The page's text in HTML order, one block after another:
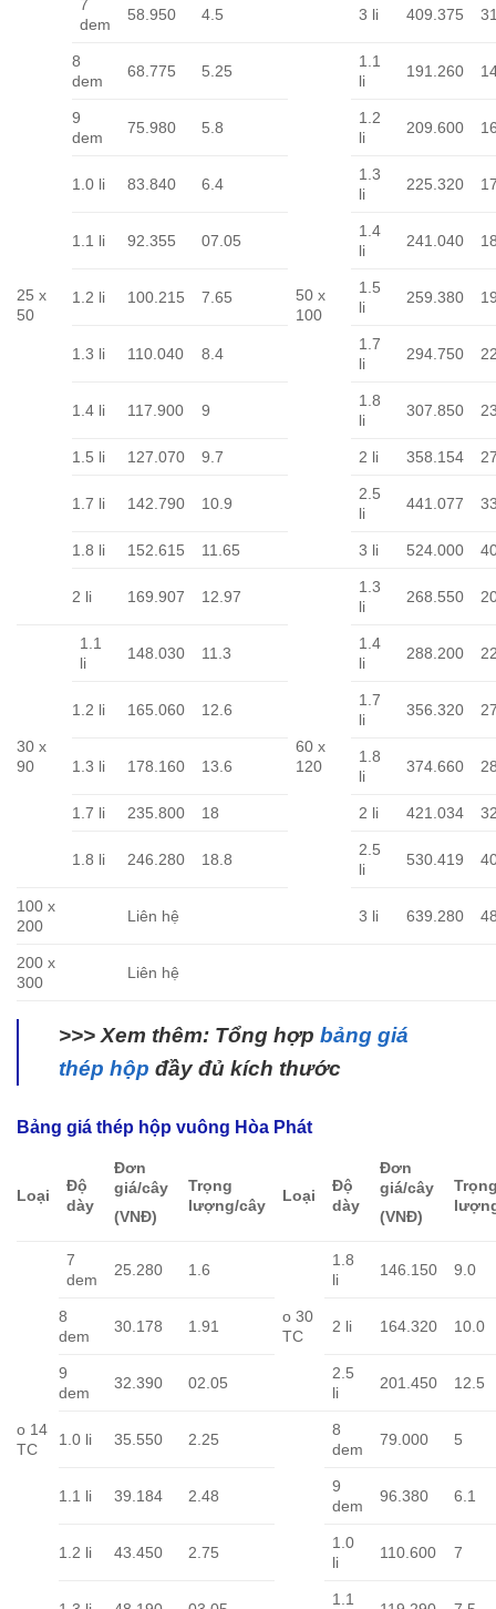
25 x
50
7
dem
58.950 4.5 3 li 409.375
8
dem
68.775 5.25
50 x
100
1.1
li
191.260
9
dem
75.980 5.8
1.2
li
209.600
1.0 li 83.840 6.4
1.3
li
225.320
1.1 li 92.355 07.05
1.4
li
241.040
1.2 li 100.215 7.65
1.5
li
259.380
1.3 li 110.040 8.4
1.7
li
294.750
1.4 li 117.900 9
1.8
li
307.850
1.5 li 127.070 9.7 2 li 358.154
1.7 li 142.790 10.9
2.5
li
441.077
1.8 li 152.615 11.65 3 li 524.000
2 li 169.907 12.97
60 x
120
1.3
li
268.550
30 x
90
1.1
li
148.030 11.3
1.4
li
288.200
1.2 li 165.060 12.6
1.7
li
356.320
1.3 li 178.160 13.6
1.8
li
374.660
1.7 li 235.800 18 2 li 421.034
1.8 li 246.280 18.8
2.5
li
530.419
100 x
200
Liên hệ 3 li 639.280
200 x
300
Liên hệ
>>> Xem thêm: Tổng hợp bảng giá
thép hộp đầy đủ kích thước
Bảng giá thép hộp vuông Hòa Phát
Loại
Độ
dày
Đơn
giá/cây
(VNĐ)
Trọng
lượng/cây
Loại
Độ
dày
Đơn
giá/cây
(VNĐ)
o 14
TC
7
dem
25.280 1.6
o 30
TC
1.8
li
146.150 9.0
8
dem
30.178 1.91 2 li 164.320 10.0
9
dem
32.390 02.05
2.5
li
201.450 12.5
1.0 li 35.550 2.25
8
dem
79.000 5
1.1 li 39.184 2.48
9
dem
96.380 6.1
1.2 li 43.450 2.75
1.0
li
110.600 7
1.1